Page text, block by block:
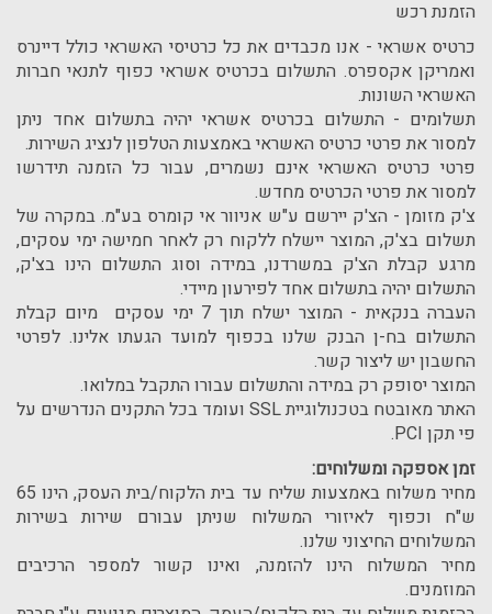
הזמנת רכש
כרטיס אשראי - אנו מכבדים את כל כרטיסי האשראי כולל דיינרס
ואמריקן אקספרס. התשלום בכרטיס אשראי כפוף לתנאי חברות
האשראי השונות.
תשלומים - התשלום בכרטיס אשראי יהיה בתשלום אחד ניתן
למסור את פרטי כרטיס האשראי באמצעות הטלפון לנציג השירות.
פרטי כרטיס האשראי אינם נשמרים, עבור כל הזמנה תידרשו
למסור את פרטי הכרטיס מחדש.
צ'ק מזומן - הצ'ק יירשם ע"ש אניוור אי קומרס בע"מ. במקרה של
תשלום בצ'ק, המוצר יישלח ללקוח רק לאחר חמישה ימי עסקים,
מרגע קבלת הצ'ק במשרדנו, במידה וסוג התשלום הינו בצ'ק,
התשלום יהיה בתשלום אחד לפירעון מיידי.
העברה בנקאית - המוצר ישלח תוך 7 ימי עסקים מיום קבלת
התשלום בח-ן הבנק שלנו בכפוף למועד הגעתו אלינו. לפרטי
החשבון יש ליצור קשר.
המוצר יסופק רק במידה והתשלום עבורו התקבל במלואו.
האתר מאובטח בטכנולוגיית SSL ועומד בכל התקנים הנדרשים על
פי תקן PCI.
זמן אספקה ומשלוחים:
מחיר משלוח באמצעות שליח עד בית הלקוח/בית העסק, הינו 65
ש"ח וכפוף לאיזורי המשלוח שניתן עבורם שירות בשירות
המשלוחים החיצוני שלנו.
מחיר המשלוח הינו להזמנה, ואינו קשור למספר הרכיבים
המוזמנים.